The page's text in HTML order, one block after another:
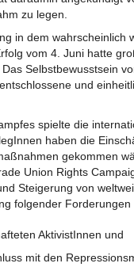
zu legen.
in dem wahrscheinlich
vom 4. Juni hatte
Selbstbewusstsein
und
spielte die
haben die
gekommen
Union Rights
Steigerung von
folgender Forderungen
AktivistInnen und
mit den